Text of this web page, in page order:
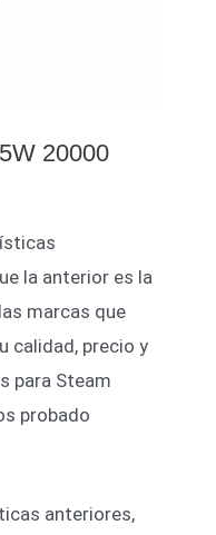
20000
la anterior es la
marcas que
calidad, precio y
para Steam
probado
anteriores,